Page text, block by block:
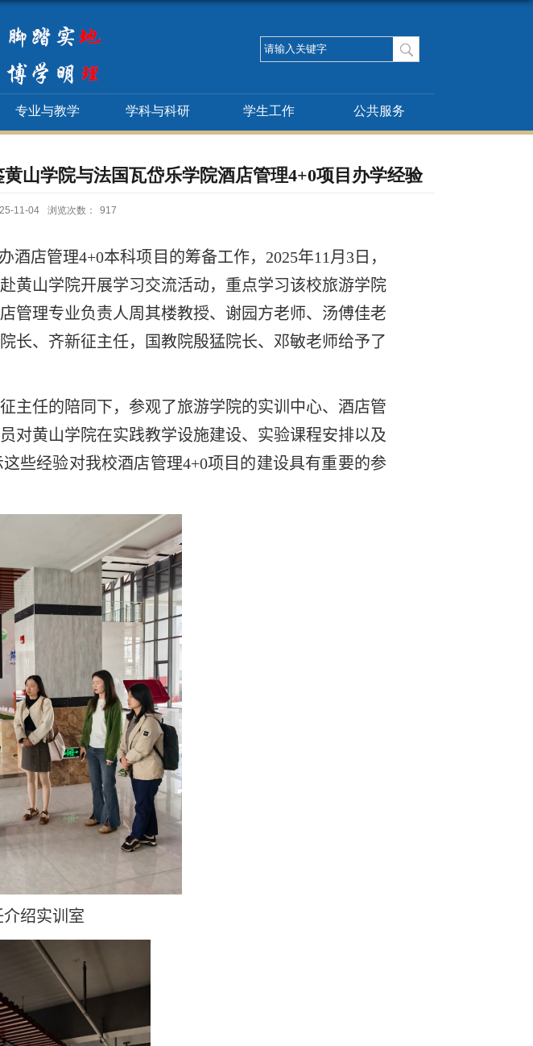
专业与教学 学科与科研 学生工作 公共服务
山学院与法国瓦岱乐学院酒店管理4+0项目办学经验
11-04 浏览次数： 917
酒店管理4+0本科项目的筹备工作， 2025年11 月 3日，
黄山学院开展学习交流活动，重点学习该校旅游学院
管理专业负责人周其楼教授、谢园方老师、汤傅佳老
长、齐新征主任，国教院殷猛院长、邓敏老师给予了
主任的陪同下，参观了旅游学院的实训中心、酒店管
对黄山学院在实践教学设施建设、实验课程安排以及
些经验对我校酒店管理4+0项目的建设具有重要的参
绍实训室